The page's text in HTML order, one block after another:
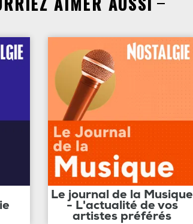
Le journal de la Musique
- L'actualité de vos
artistes préférés